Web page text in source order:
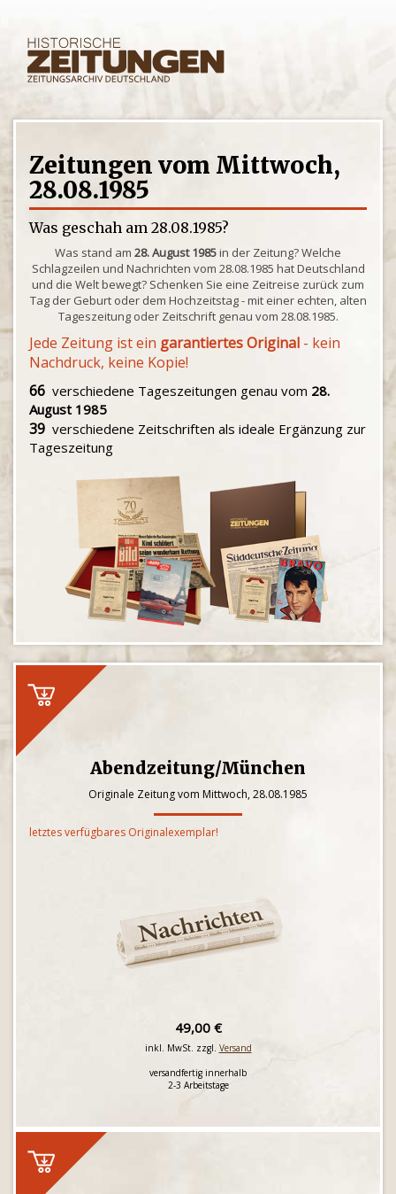
Zeitungen vom Mittwoch,
28.08.1985
Was geschah am 28.08.1985?
Was stand am 28. August 1985in der Zeitung? Welche
Schlagzeilen und Nachrichten vom 28.08.1985 hat Deutschland
und die Welt bewegt? Schenken Sie eine Zeitreise zurück zum
Tag der Geburt oder dem Hochzeitstag - mit einer echten, alten
Tageszeitung oder Zeitschrift genau vom 28.08.1985.
Jede Zeitung ist ein garantiertes Original - kein
Nachdruck, keine Kopie!
66 verschiedene Tageszeitungen genau vom 28.
August 1985
39 verschiedene Zeitschriften als ideale Ergänzung zur
Tageszeitung
Abendzeitung/München
Originale Zeitung vom Mittwoch, 28.08.1985
letztes verfügbares Originalexemplar!
49,00 €
inkl. MwSt. zzgl. Versand
versandfertig innerhalb
2-3 Arbeitstage